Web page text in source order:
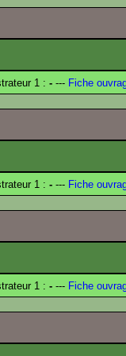
1 : - --- Fiche
1 : - --- Fiche
1 : - --- Fiche